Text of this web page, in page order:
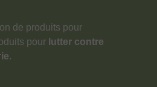
de produits pour
pour lutter contre
.